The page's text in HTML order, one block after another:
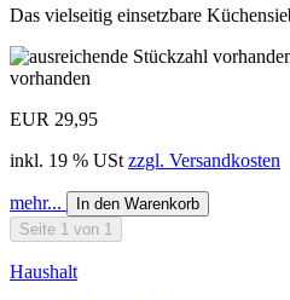
Das vielseitig einsetzbare
vorhanden
EUR 29,95
inkl. 19 % USt zzgl. Versandkosten
mehr...
In den Warenkorb
Seite 1 von 1
Haushalt